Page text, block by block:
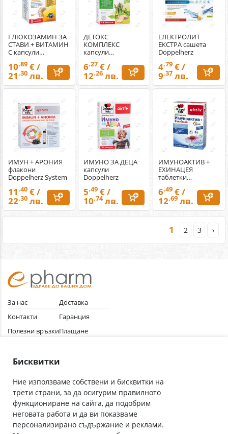
ГЛЮКОЗАМИН ЗА
СТАВИ + ВИТАМИН
С капсули
Doppelherz
10.89 € /
21.30 лв.
ДЕТОКС
КОМПЛЕКС
капсули
Doppelherz
6.27€ /
12.26лв.
ЕЛЕКТРОЛИТ
ЕКСТРА сашета
Doppelherz
4.79 € /
9.37 лв.
ИМУН + АРОНИЯ
флакони
Doppelherz System
11.40 € /
22.30 лв.
ИМУНО ЗА ДЕЦА
капсули
Doppelherz
5.49€ /
10.74лв.
ИМУНОАКТИВ +
ЕХИНАЦЕЯ
таблетки
Doppelherz
6.49 € /
12.69 лв.
1 2 3 ›
За нас
Контакти
Полезни връзки
Общи условия
Доставка
Гаранция
Плащане
Абонирай се за нашия бюлетин
Бисквитки
Ние използваме собствени и бисквитки на
трети страни, за да осигурим правилното
функциониране на сайта, да подобрим
неговата работа и да ви показваме
персонализирано съдържание и реклами.